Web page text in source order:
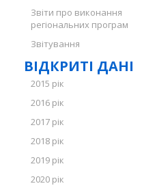
Звіти про виконання
регіональних програм
Звітування
ВІДКРИТІ ДАНІ
2015 рік
2016 рік
2017 рік
2018 рік
2019 рік
2020 рік